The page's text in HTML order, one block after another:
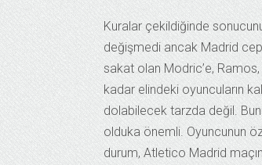
Kuralar çekildiğinde
değişmedi ancak Madrid
sakat olan Modric’e,
kadar elindeki oyuncuların
dolabilecek tarzda değil.
olduka önemli. Oyuncunun
durum, Atletico Madrid